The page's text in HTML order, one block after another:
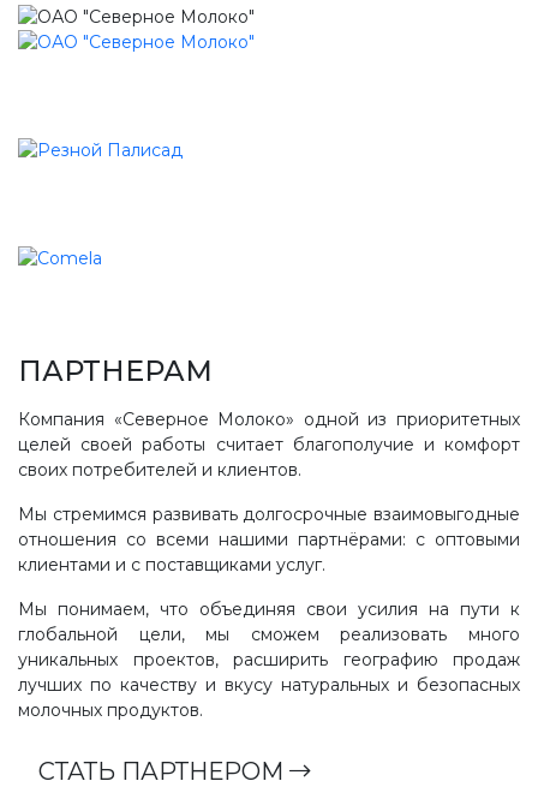
ПАРТНЕРАМ
Компания «Северное Молоко» одной из приоритетных
целей своей работы считает благополучие и комфорт
своих потребителей и клиентов.
Мы стремимся развивать долгосрочные взаимовыгодные
отношения со всеми нашими партнёрами: с оптовыми
клиентами и с поставщиками услуг.
Мы понимаем, что объединяя свои усилия на пути к
глобальной цели, мы сможем реализовать много
уникальных проектов, расширить географию продаж
лучших по качеству и вкусу натуральных и безопасных
молочных продуктов.
СТАТЬ ПАРТНЕРОМ